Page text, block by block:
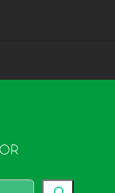
Buscar